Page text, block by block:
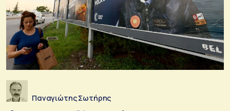
Παναγιώτης Σωτήρης